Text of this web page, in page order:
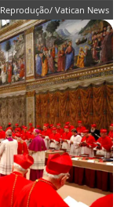
Reprodução/ Vatican News